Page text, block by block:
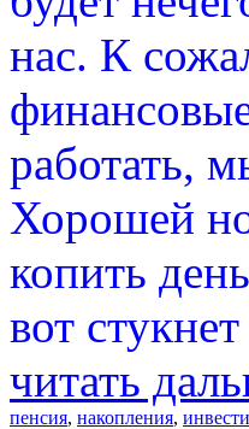
нас. К
работать,
Хорошей
копить
вот
читать
пенсия, накопления,